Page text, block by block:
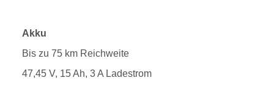
Akku
Bis zu 75 km Reichweite
47,45 V, 15 Ah, 3 A Ladestrom